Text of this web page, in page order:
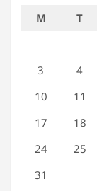
M
T
3
4
10
11
17
18
24
25
31